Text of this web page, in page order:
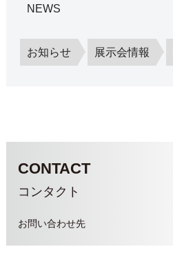
NEWS
お知らせ 展示会情報
CONTACT
コンタクト
お問い合わせ先